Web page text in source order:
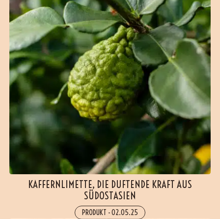
KAFFERNLIMETTE, DIE DUFTENDE KRAFT AUS
SÜDOSTASIEN
PRODUKT -02.05.25